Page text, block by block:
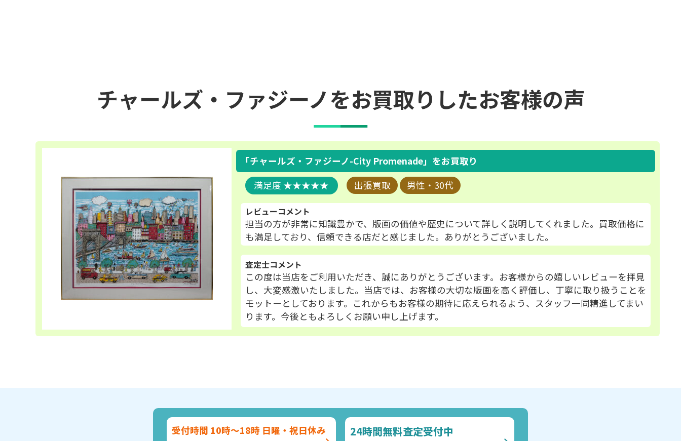
チャールズ・ファジーノをお買取りしたお客様の声
「チャールズ・ファジーノ-City Promenade」 をお買取り
★★★★★
出張買取 男性・30代
レビューコメント
担当の方が非常に知識豊かで、版画の価値や歴史について詳しく説明してくれました。買取価格に
も満足しており、信頼できる店だと感じました。ありがとうございました。
査定士コメント
この度は当店をご利用いただき、誠にありがとうございます。お客様からの嬉しいレビューを拝見
し、大変感激いたしました。当店では、お客様の大切な版画を高く評価し、丁寧に取り扱うことを
モットーとしております。これからもお客様の期待に応えられるよう、スタッフ一同精進してまい
ります。今後ともよろしくお願い申し上げます。
受付時間 10時～18時 日曜・祝日休み 24時間無料査定受付中